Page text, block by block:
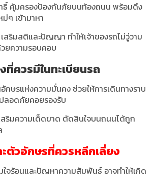
คุ้มครองป้องกันภัยบนท้องถนน พร้อมดึง
ๆ เข้ามาหา
ริมสติและปัญญา ทำให้เจ้าของรถไม่วู่วาม
ยความรอบคอบ
ที่ควรมีในทะเบียนรถ
กษรแห่งความมั่นคง ช่วยให้การเดินทางราบ
ลอดภัยคอยรองรับ
ริมความเด็ดขาด ตัดสินใจบนถนนได้ถูก
ะตัวอักษรที่ควรหลีกเลี่ยง
จร้อนและปัญหาความสัมพันธ์ อาจทำให้เกิด